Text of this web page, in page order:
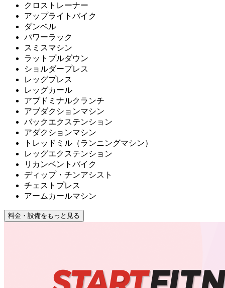
クロストレーナー
アップライトバイク
ダンベル
パワーラック
スミスマシン
ラットプルダウン
ショルダープレス
レッグプレス
レッグカール
アブドミナルクランチ
アブダクションマシン
バックエクステンション
アダクションマシン
トレッドミル（ランニングマシン）
レッグエクステンション
リカンベントバイク
ディップ・チンアシスト
チェストプレス
アームカールマシン
料金・設備をもっと見る